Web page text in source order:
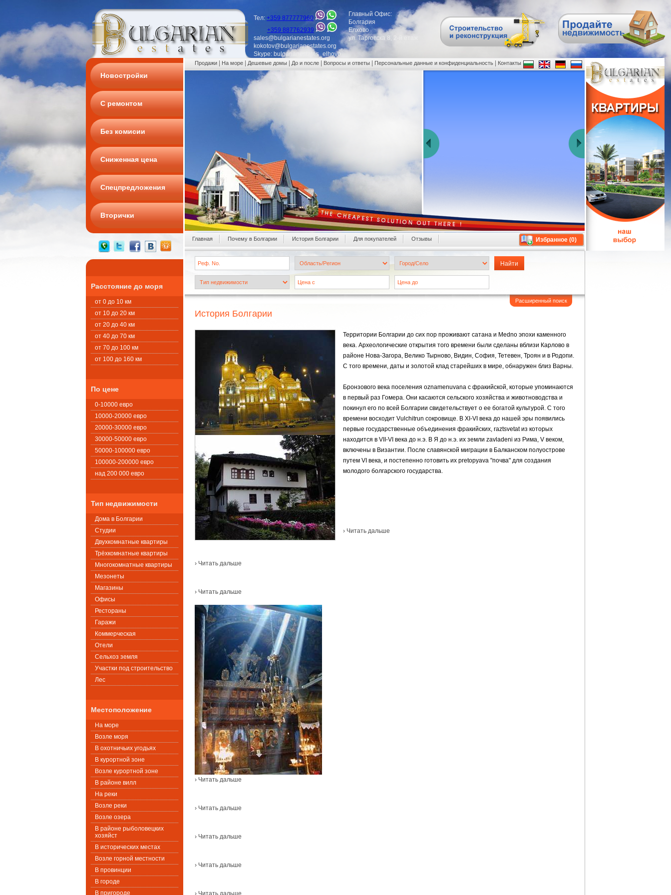
Тел: +359 877777960
+359 887762939
sales@bulgarianestates.org
kokotov@bulgarianestates.org
Skype: bulgarianestates_elhovo
Главный Офис:
Болгария
Елхово
ул. Тарговска 8, 2-й етаж
Новостройки
С ремонтом
Без комисии
Сниженная цена
Спецпредложения
Вторички
Расстояние до моря
от 0 до 10 км
от 10 до 20 км
от 20 до 40 км
от 40 до 70 км
от 70 до 100 км
от 100 до 160 км
По цене
0-10000 евро
10000-20000 евро
20000-30000 евро
30000-50000 евро
50000-100000 евро
100000-200000 евро
над 200 000 евро
Тип недвижимости
Дома в Болгарии
Студии
Двухкомнатные квартиры
Трёхкомнатные квартиры
Многокомнатные квартиры
Мезонеты
Магазины
Офисы
Рестораны
Гаражи
Коммерческая
Oтели
Сельхоз земля
Участки под строительство
Лес
Местоположение
На море
Возле моря
В охотничьих угодьях
В курортной зоне
Возле курортной зоне
В районе вилл
На реки
Возле реки
Возле озера
В районе рыболовецких
хозяйст
В исторических местах
Возле горной местности
В провинции
В городе
В пригороде
Продажи На море Дешевые домы До и после Вопросы и ответы Персональные данные и конфиденциальность Контакты
Главная Почему в Болгарии История Болгарии Для покупателей Oтзывы Избранное (0)
Расширенный поиск
История Болгарии
Территории Болгарии до сих пор проживают сатана и Medno эпохи каменного
века. Археологические открытия того времени были сделаны вблизи Карлово в
районе Нова-Загора, Велико Тырново, Видин, София, Тетевен, Троян и в Родопи.
С того времени, даты и золотой клад старейших в мире, обнаружен близ Варны.
Бронзового века поселения oznamenuvana с фракийской, которые упоминаются
в первый раз Гомера. Они касаются сельского хозяйства и животноводства и
покинул его по всей Болгарии свидетельствует о ее богатой культурой. С того
времени восходит Vulchitrun сокровище. В XI-VI века до нашей эры появились
первые государственные объединения фракийских, raztsvetat из которых
находится в VII-VI века до н.э. В Я до н.э. их земли zavladeni из Рима, V веком,
включены в Византии. После славянской миграции в Балканском полуострове
путем VI века, и постепенно готовить их pretopyava "почва" для создания
молодого болгарского государства.
› Читать дальше
› Читать дальше
› Читать дальше
› Читать дальше
› Читать дальше
› Читать дальше
› Читать дальше
› Читать дальше